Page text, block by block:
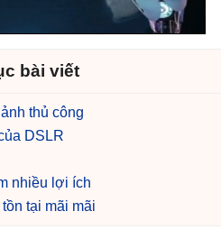
bài viết
thủ công
DSLR
nhiều lợi ích
tại mãi mãi